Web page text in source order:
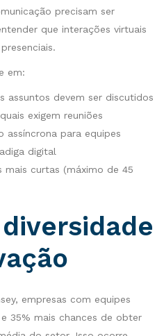
precisam ser
que interações virtuais
em:
assuntos devem ser discutidos
exigem reuniões
assíncrona para equipes
digital
mais curtas (máximo de 45
empresas com equipes
35% mais chances de obter